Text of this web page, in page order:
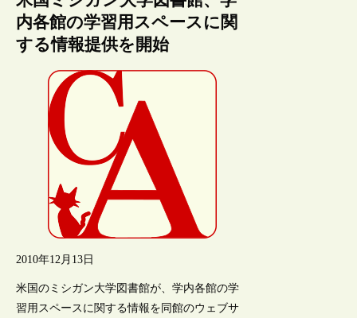
内各館の学習用スペースに関
する情報提供を開始
2010年12月13日
米国のミシガン大学図書館が、学内各館の学
習用スペースに関する情報を同館のウェブサ